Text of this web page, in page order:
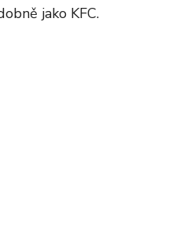
jako KFC.